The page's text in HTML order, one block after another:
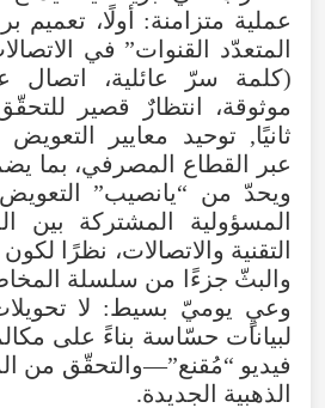
عملية متزامنة: أولًا، تعميم
المتعدّد القنوات” في
(كلمة سرّ عائلية، اتصال
موثوقة، انتظارٌ قصير
ثانيًا, توحيد معايير
عبر القطاع المصرفي، بما
ويحدّ من “يانصيب” التعويض.
المسؤولية المشتركة بين
التقنية والاتصالات، نظرًا
والبثّ جزءًا من سلسلة
وعيٍ يوميّ بسيط: لا
لبيانات حسّاسة بناءً على
فيديو “مُقنع”—والتحقّق من
الذهبية الجديدة.